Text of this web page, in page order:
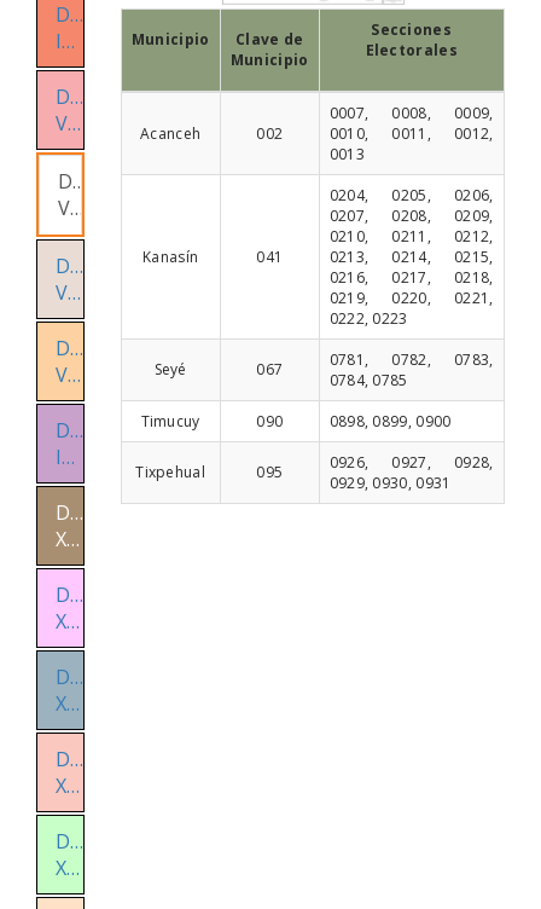
Distrito
IV
Distrito
V
Distrito
VI
Distrito
VII
Distrito
VIII
Distrito
IX
Distrito
X
Distrito
XI
Distrito
XII
Distrito
XIII
Distrito
XIV
Municipio
Clave de
Municipio
Secciones
Electorales
Acanceh 002
0007, 0008, 0009,
0010, 0011, 0012,
0013
Kanasín 041
0204, 0205, 0206,
0207, 0208, 0209,
0210, 0211, 0212,
0213, 0214, 0215,
0216, 0217, 0218,
0219, 0220, 0221,
0222, 0223
Seyé 067
0781, 0782, 0783,
0784, 0785
Timucuy
090 0898, 0899, 0900
Tixpehual 095
0926, 0927, 0928,
0929, 0930, 0931